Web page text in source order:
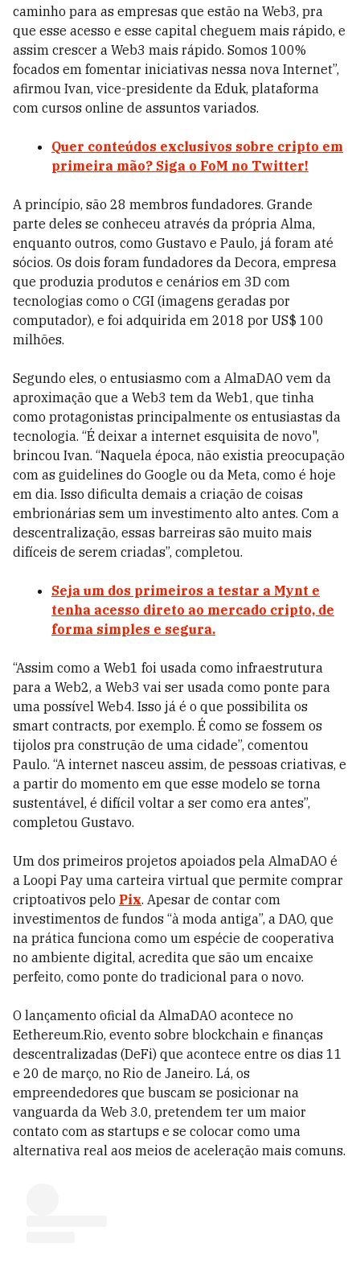
caminho para as empresas que estão na Web3, pra
que esse acesso e esse capital cheguem mais rápido, e
assim crescer a Web3 mais rápido. Somos 100%
focados em fomentar iniciativas nessa nova Internet”,
afirmou Ivan, vice-presidente da Eduk, plataforma
com cursos online de assuntos variados.
Quer conteúdos exclusivos sobre cripto em
primeira mão? Siga o FoM no Twitter!
A princípio, são 28 membros fundadores. Grande
parte deles se conheceu através da própria Alma,
enquanto outros, como Gustavo e Paulo, já foram até
sócios. Os dois foram fundadores da Decora, empresa
que produzia produtos e cenários em 3D com
tecnologias como o CGI (imagens geradas por
computador), e foi adquirida em 2018 por US$ 100
milhões.
Segundo eles, o entusiasmo com a AlmaDAO vem da
aproximação que a Web3 tem da Web1, que tinha
como protagonistas principalmente os entusiastas da
tecnologia. “É deixar a internet esquisita de novo",
brincou Ivan. “Naquela época, não existia preocupação
com as guidelines do Google ou da Meta, como é hoje
em dia. Isso dificulta demais a criação de coisas
embrionárias sem um investimento alto antes. Com a
descentralização, essas barreiras são muito mais
difíceis de serem criadas”, completou.
Seja um dos primeiros a testar a Mynt e
tenha acesso direto ao mercado cripto, de
forma simples e segura.
“Assim como a Web1 foi usada como infraestrutura
para a Web2, a Web3 vai ser usada como ponte para
uma possível Web4. Isso já é o que possibilita os
smart contracts, por exemplo. É como se fossem os
tijolos pra construção de uma cidade”, comentou
Paulo. “A internet nasceu assim, de pessoas criativas, e
a partir do momento em que esse modelo se torna
sustentável, é difícil voltar a ser como era antes”,
completou Gustavo.
Um dos primeiros projetos apoiados pela AlmaDAO é
a Loopi Pay uma carteira virtual que permite comprar
criptoativos pelo Pix. Apesar de contar com
investimentos de fundos “à moda antiga”, a DAO, que
na prática funciona como um espécie de cooperativa
no ambiente digital, acredita que são um encaixe
perfeito, como ponte do tradicional para o novo.
O lançamento oficial da AlmaDAO acontece no
Eethereum.Rio, evento sobre blockchain e finanças
descentralizadas (DeFi) que acontece entre os dias 11
e 20 de março, no Rio de Janeiro. Lá, os
empreendedores que buscam se posicionar na
vanguarda da Web 3.0, pretendem ter um maior
contato com as startups e se colocar como uma
alternativa real aos meios de aceleração mais comuns.